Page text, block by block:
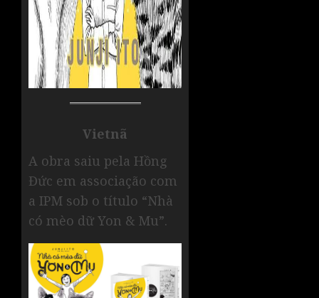
Vietnã
A obra saiu pela Hồng
Đức em associação com
a IPM sob o título “Nhà
có mèo dữ Yon & Mu”.